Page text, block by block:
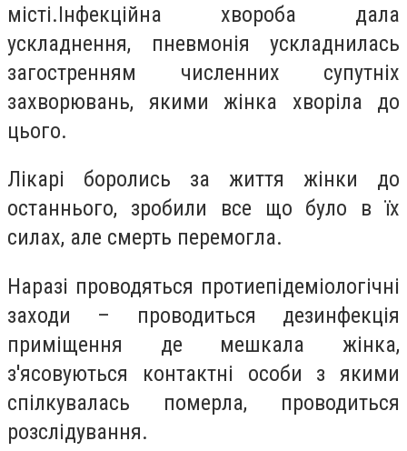
місті.Інфекційна хвороба дала
ускладнення, пневмонія ускладнилась
загостренням численних супутніх
захворювань, якими жінка хворіла до
цього.
Лікарі боролись за життя жінки до
останнього, зробили все що було в їх
силах, але смерть перемогла.
Наразі проводяться протиепідеміологічні
заходи – проводиться дезинфекція
приміщення де мешкала жінка,
з'ясовуються контактні особи з якими
спілкувалась померла, проводиться
розслідування.